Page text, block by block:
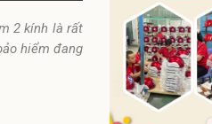
2 kính là rất
hiểm đang